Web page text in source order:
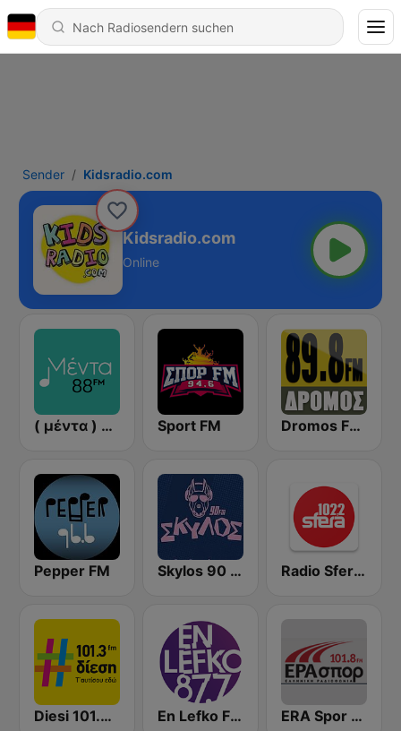
Sender Kidsradio.com
Kidsradio.com
Online
( μέντα ) Menta 88 FM Sport FM Dromos FM - ΔΡΟΜΟΣ 89.8
Pepper FM Skylos 90 FM Radio Sfera 102.2 FM
Diesi 101.3 FM En Lefko FM (εν λευκω) ERA Spor - ΕΡΑΣΠΟΡ